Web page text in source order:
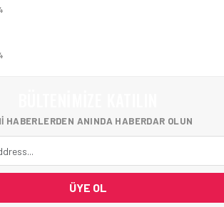
HABERLERDEN ANINDA HABERDAR OLUN
ÜYE OL